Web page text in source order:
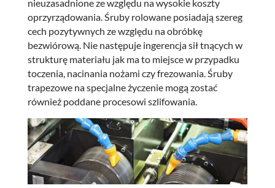
nieuzasadnione ze względu na wysokie koszty
oprzyrządowania. Śruby rolowane posiadają szereg
cech pozytywnych ze względu na obróbkę
bezwiórową. Nie następuje ingerencja sił tnących w
strukturę materiału jak ma to miejsce w przypadku
toczenia, nacinania nożami czy frezowania. Śruby
trapezowe na specjalne życzenie mogą zostać
również poddane procesowi szlifowania.